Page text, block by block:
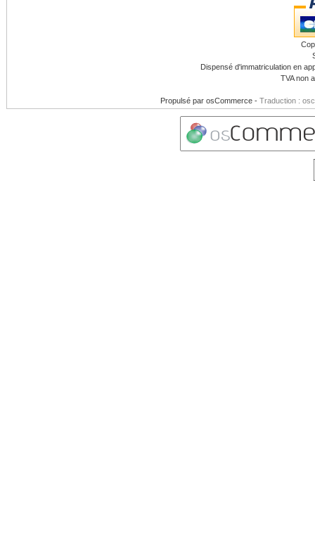
Dispensé d'immatriculation en
TVA non
Propulsé par osCommerce - Traduction :